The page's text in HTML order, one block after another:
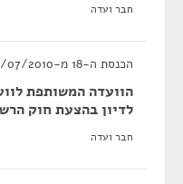
חבר ועדה
הכנסת ה-18 מ-21/07/2010 עד 05/02/2013
הוועדה המשותפת
לדיון בהצעת חוק
חבר ועדה